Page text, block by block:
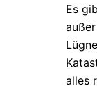
Es
alles